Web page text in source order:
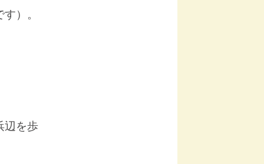
）。
辺を歩